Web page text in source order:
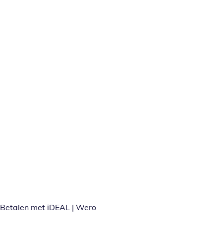
Betalen met iDEAL | Wero